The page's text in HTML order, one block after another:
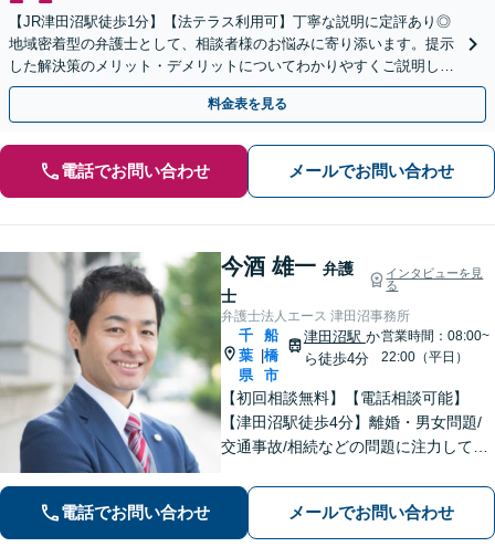
【JR津田沼駅徒歩1分】【法テラス利用可】丁寧な説明に定評あり◎
地域密着型の弁護士として、相談者様のお悩みに寄り添います。提示
した解決策のメリット・デメリットについてわかりやすくご説明しま
す【初回相談無料 】【プライバシーへの配慮も安心】
料金表を見る
電話でお問い合わせ メールでお問い合わせ
今酒 雄一 弁護
士
インタビューを見
る
弁護士法人エース 津田沼事務所
千
葉
県
船
橋
市
津田沼駅 か
ら徒歩4分
営業時間：08:00~
22:00（平日）
【初回相談無料】【電話相談可能】
【津田沼駅徒歩4分】離婚・男女問題/
交通事故/相続などの問題に注力してい
電話でお問い合わせ メールでお問い合わせ